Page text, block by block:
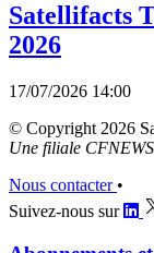
Satellifacts
2026
17/07/2026 14:00
© Copyright 2026
Une filiale
Nous contacter •
Suivez-nous sur